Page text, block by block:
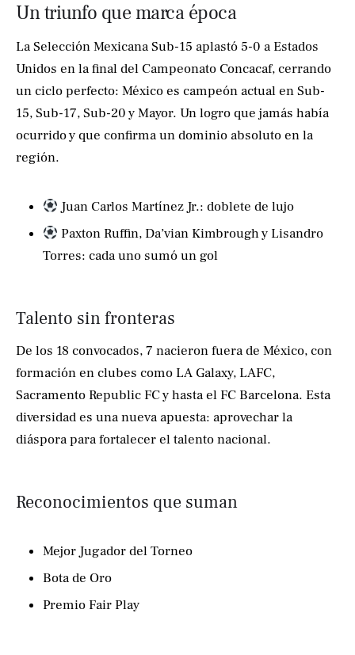
Un triunfo que marca época
La Selección Mexicana Sub-15 aplastó 5-0 a Estados
Unidos en la final del Campeonato Concacaf, cerrando
un ciclo perfecto: México es campeón actual en Sub-
15, Sub-17, Sub-20 y Mayor. Un logro que jamás había
ocurrido y que confirma un dominio absoluto en la
región.
Juan Carlos Martínez Jr.: doblete de lujo
Paxton Ruffin, Da’vian Kimbrough y Lisandro
Torres: cada uno sumó un gol
Talento sin fronteras
De los 18 convocados, 7 nacieron fuera de México, con
formación en clubes como LA Galaxy, LAFC,
Sacramento Republic FC y hasta el FC Barcelona. Esta
diversidad es una nueva apuesta: aprovechar la
diáspora para fortalecer el talento nacional.
Reconocimientos que suman
Mejor Jugador del Torneo
Bota de Oro
Premio Fair Play